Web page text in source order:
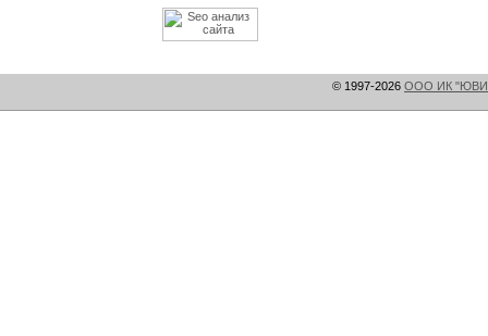
© 1997-2026 ООО ИК